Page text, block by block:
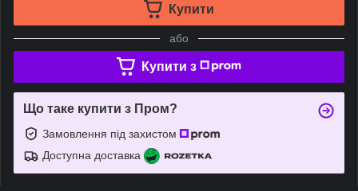
Купити
або
Купити з
Що таке купити з Пром?
Замовлення під захистом
Доступна доставка